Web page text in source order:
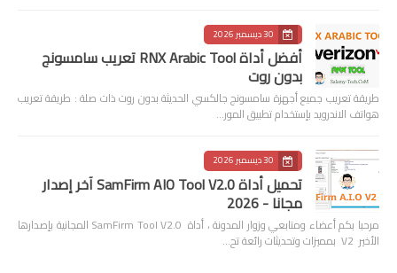
30 ديسمبر 2026
أفضل أداة RNX Arabic Tool تعريب سامسونج
بدون روت
طريقة تعريب جميع أجهزة سامسونج جالكسي الحديثة بدون روت ذات صلة : طريقة تعريب
هواتف الاندرويد بإستخدام تطبيق المور…
30 ديسمبر 2026
تحميل أداة SamFirm AIO Tool V2.0 آخر إصدار
مجانا - 2026
مرحبا بكم أعضاء ومتابعي وزوار المدونة ، أداة SamFirm Tool V2.0 المجانية بإصدارها
الأخير V2 بمميزات وتحديثات رائعة تح…